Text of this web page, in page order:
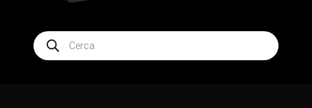
Products
search